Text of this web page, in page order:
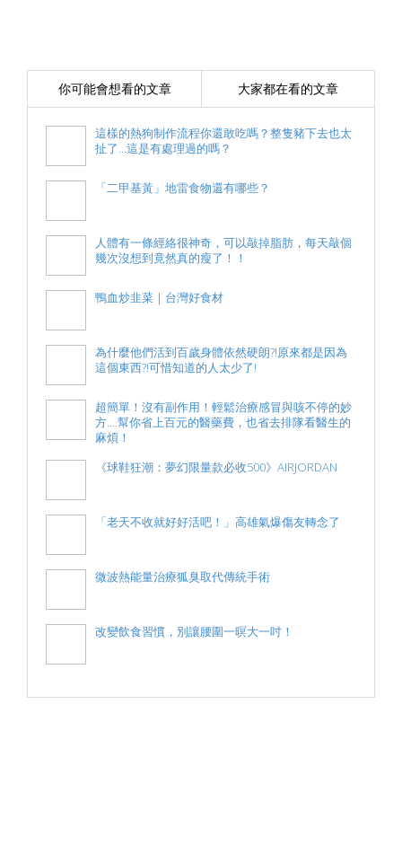
你可能會想看的文章 大家都在看的文章
這樣的熱狗制作流程你還敢吃嗎？整隻豬下去也太
扯了...這是有處理過的嗎？
「二甲基黃」地雷食物還有哪些？
人體有一條經絡很神奇，可以敲掉脂肪，每天敲個
幾次沒想到竟然真的瘦了！！
鴨血炒韭菜｜台灣好食材
為什麼他們活到百歲身體依然硬朗?!原來都是因為
這個東西?!可惜知道的人太少了!
超簡單！沒有副作用！輕鬆治療感冒與咳不停的妙
方....幫你省上百元的醫藥費，也省去排隊看醫生的
麻煩！
《球鞋狂潮：夢幻限量款必收500》AIRJORDAN
「老天不收就好好活吧！」高雄氣爆傷友轉念了
微波熱能量治療狐臭取代傳統手術
改變飲食習慣，別讓腰圍一暝大一吋！